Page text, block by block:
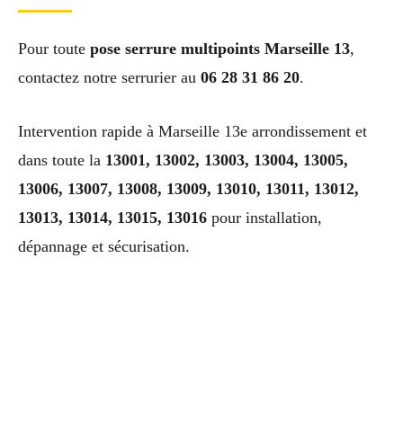
Pour toute pose serrure multipoints Marseille 13,
contactez notre serrurier au 06 28 31 86 20.
Intervention rapide à Marseille 13e arrondissement et
dans toute la 13001, 13002, 13003, 13004, 13005,
13006, 13007, 13008, 13009, 13010, 13011, 13012,
13013, 13014, 13015, 13016 pour installation,
dépannage et sécurisation.